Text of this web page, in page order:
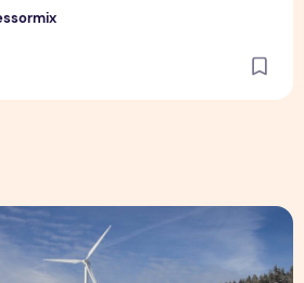
pour optimiser l’efficacité